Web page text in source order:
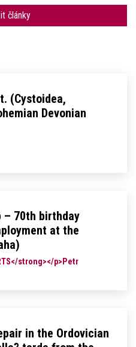
články
(Cystoidea,
Devonian
– 70th birthday
at the
strong></p>Petr
in the Ordovician